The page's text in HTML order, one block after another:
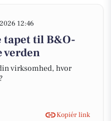
12:46
tapet til B&O-
verden
virksomhed, hvor
Kopiér link